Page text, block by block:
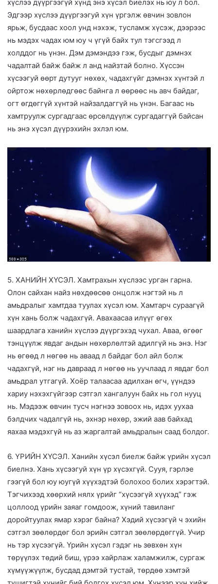
хүслээ дүүргээгүй хүнд энэ хүсэл биелэх нь юу л бол.
Эдгээр хүслээ дүүргээгуй хүн үргэлж өвчин зовлон
ярьж, бусдаас хоол унд нэхэж, тусламж хүсэж, дээрээс
нь мэдэх чадах юм юу ч үгүй байх тул тэгсгээд л
холддог нь үнэн. Дэм дэмэндээ гэж, бусдыг дэмнэх
чадалтай байж байж л анд найзтай болно. Хүссэн
хүсээгуй өөрт дутууг нөхөх, чадахгүйг дэмнэх хүнтэй л
ойртож нөхөрлөдгөөс байнга л өөрөөс нь авч байдаг,
огт өгдөггүй хүнтэй найзалдаггүй нь үнэн. Багаас нь
хамтруулж сургадгаас өрсөлдүүлж сургадаггүй байсан
нь энэ хүсэл дүүрэхийн эхлэл юм.
5. ХАНИЙН ХҮСЭЛ. Хамтрахын хүслээс урган гарна.
Олон сайхан найз нөхдөөсөө онцолж нэгтэй нь л
амьдралыг хамтдаа туулах хүсэл юм. Хамтарч сураагүй
хүн хань болж чадахгүй. Авахаасаа илүүг өгөх
шаардлага ханийн хүслээ дүүргэхэд чухал. Аваа, өгөөг
тэнцүүлж явдаг андын нөхөрлөлтэй адилгүй нь энэ. Нэг
нь өгөөд л нөгөө нь аваад л байдаг бол айл болж
чадахгүй, нэг нь давраад л нөгөө нь уучлаад л явдаг бол
амьдрал утгагүй. Хоёр талаасаа адилхан өгч, үүндээ
хариу нэхэхгүйгээр сэтгэл хангалуун байх нь гол нууц
нь. Мэдээж өвчин тусч нэгнээ зовоох нь, идэх уухаа
бэлдчих чадалгүй нь, эхнэр нөхөр, эжий аав байхад
яахаа мэдэхгүй нь аз жаргалтай амьдралын саад болдог.
6. ҮРИЙН ХҮСЭЛ. Ханийн хүсэл биелж байж үрийн хүсэл
биелнэ. Хань хүсээгуй хүн үр хүсэхгүй. Сууя, гэрлэе
гээгүй бол юу юугүй хүүхэдтэй болохоо болих хэрэгтэй.
Тэгчихээд хөөрхий нялх үрийг “хүсээгүй хүүхэд” гэж
цоллоод үрийн заяаг гомдоож, хүний тавиланг
доройтуулах ямар хэрэг байна? Хэдий хүсээгүй ч эхийн
сэтгэл зөөлөрдөг бол эрийн сэтгэл зөөлөрдөггүй. Учир
нь тэр хүсээгүй. Үрийн хүсэл гэдэг нь зөвхөн хүн
төрүүлэх төдий биш, үрээ хайрлаж халамжилж, сургаж
хүмүүжүүлж, бусдад дэмтэй тустай, төрдөө хэмтэй